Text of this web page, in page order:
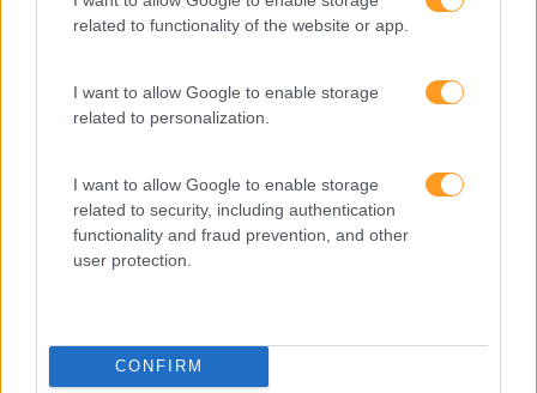
related to functionality of the website or app.
I want to allow Google to enable storage
related to personalization.
I want to allow Google to enable storage
related to security, including authentication
functionality and fraud prevention, and other
user protection.
CONFIRM
Formações ajustadas
ao seu negócio
FORMAÇÕES À